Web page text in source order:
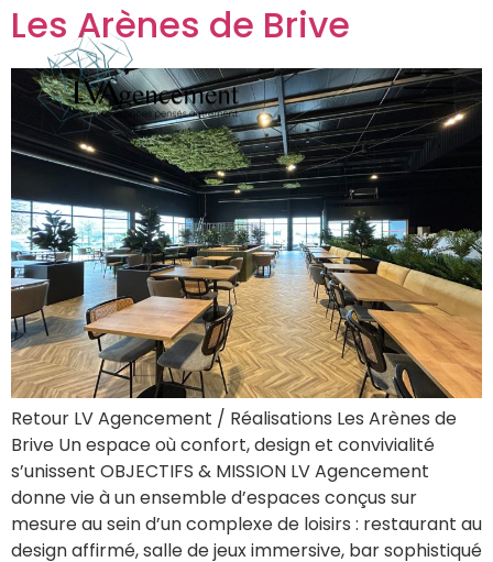
Les Arènes de Brive
Retour LV Agencement / Réalisations Les Arènes de
Brive Un espace où confort, design et convivialité
s’unissent OBJECTIFS & MISSION LV Agencement
donne vie à un ensemble d’espaces conçus sur
mesure au sein d’un complexe de loisirs : restaurant au
design affirmé, salle de jeux immersive, bar sophistiqué